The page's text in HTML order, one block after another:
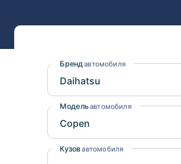
Nissan
Mazda
Suzuki
Subaru
Бренд автомобиля
Модельавтомобиля
Кузовавтомобиля